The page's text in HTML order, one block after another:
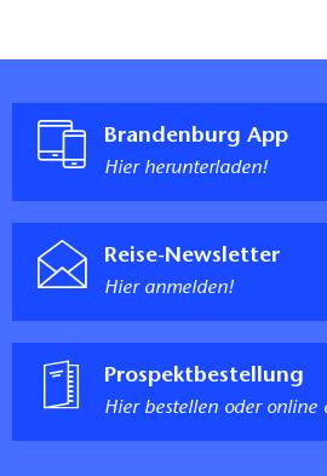
Brandenburg App
Hier herunterladen!
Reise-Newsletter
Hier anmelden!
Prospektbestellung
Hier bestellen oder online